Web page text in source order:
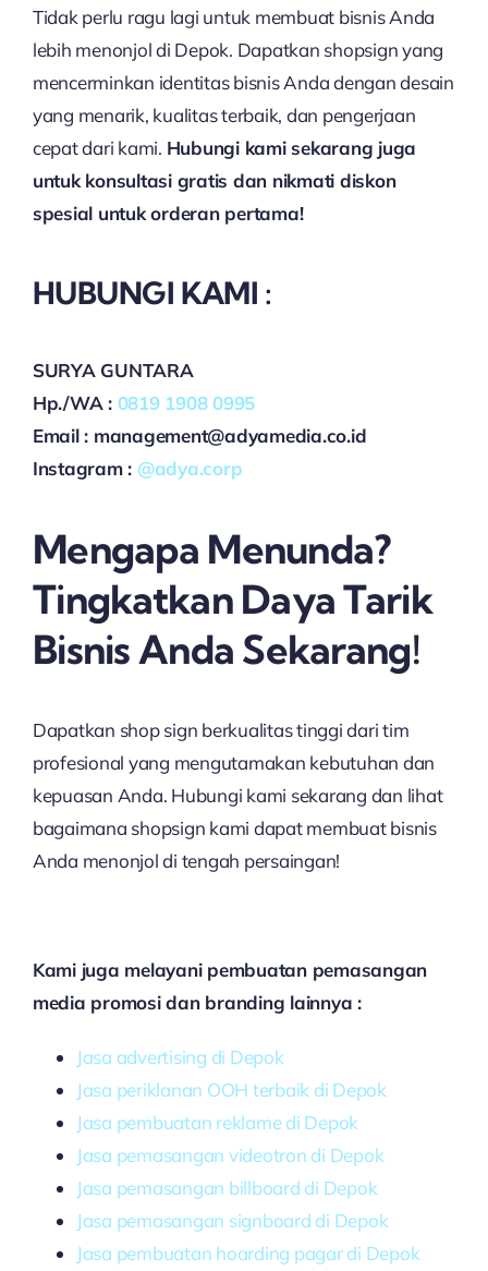
Tidak perlu ragu lagi untuk membuat bisnis Anda
lebih menonjol di Depok. Dapatkan shopsign yang
mencerminkan identitas bisnis Anda dengan desain
yang menarik, kualitas terbaik, dan pengerjaan
cepat dari kami. Hubungi kami sekarang juga
untuk konsultasi gratis dan nikmati diskon
spesial untuk orderan pertama!
HUBUNGI KAMI :
SURYA GUNTARA
Hp./WA : 0819 1908 0995
Email : management@adyamedia.co.id
Instagram : @adya.corp
Mengapa Menunda?
Tingkatkan Daya Tarik
Bisnis Anda Sekarang!
Dapatkan shop sign berkualitas tinggi dari tim
profesional yang mengutamakan kebutuhan dan
kepuasan Anda. Hubungi kami sekarang dan lihat
bagaimana shopsign kami dapat membuat bisnis
Anda menonjol di tengah persaingan!
Kami juga melayani pembuatan pemasangan
media promosi dan branding lainnya :
Jasa advertising di Depok
Jasa periklanan OOH terbaik di Depok
Jasa pembuatan reklame di Depok
Jasa pemasangan videotron di Depok
Jasa pemasangan billboard di Depok
Jasa pemasangan signboard di Depok
Jasa pembuatan hoarding pagar di Depok